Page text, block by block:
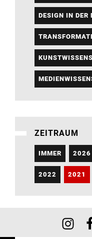
DESIGN IN DER
ZEITRAUM
IMMER 2026
2022 2021